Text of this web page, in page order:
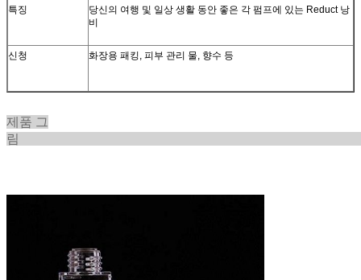
특징
당신의 여행 및 일상 생활 동안 좋은 각 펌프에 있는 Reduct 낭
비
신청 화장용 패킹, 피부 관리 물, 향수 등
제품 그